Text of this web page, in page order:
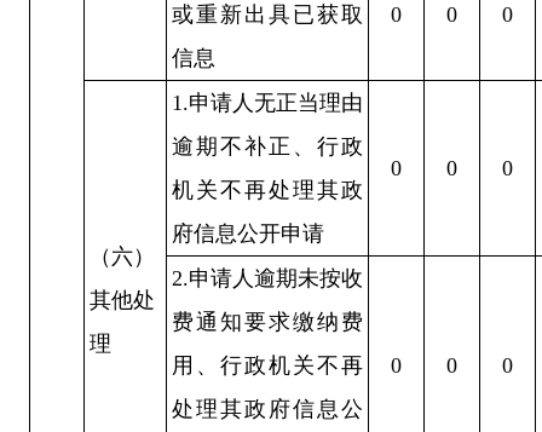
或重新出具已获取
信息
0 0 0
（六）
其他处
理
1.申请人无正当理由
逾期不补正、行政
机关不再处理其政
府信息公开申请
0 0 0
2.申请人逾期未按收
费通知要求缴纳费
用、行政机关不再
处理其政府信息公
0 0 0